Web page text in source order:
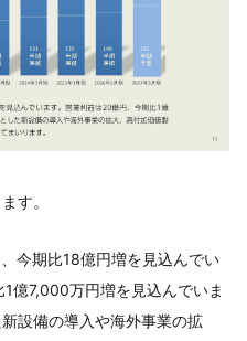
す。
今期比18億円増を見込んでい
億7,000万円増を見込んでいま
設備の導入や海外事業の拡